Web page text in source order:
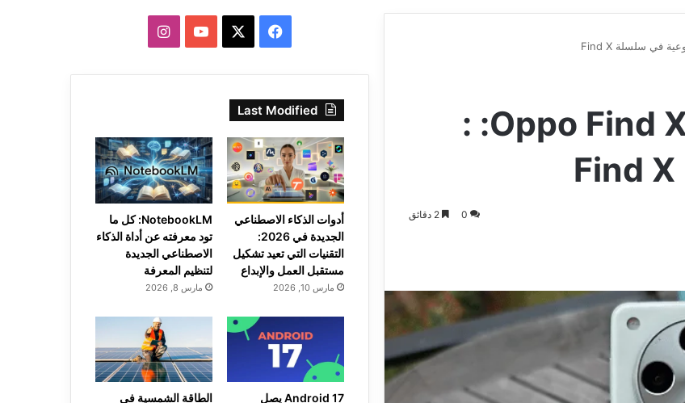
مواصفات هاتف Oppo Find X8 Pro: :
0
فيسبوك ‫YouTubeانستقرام
Last Modified
أدوات الذكاء الاصطناعي
الجديدة في 2026:
التقنيات التي تعيد تشكيل
مستقبل العمل والإبداع
مارس 10, 2026
NotebookLM: كل ما
تود معرفته عن أداة الذكاء
الاصطناعي الجديدة
لتنظيم المعرفة
مارس 8, 2026
Android 17 يصل
الطاقة الشمسية في